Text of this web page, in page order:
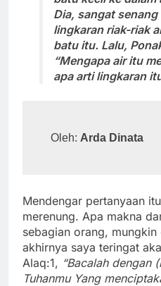
Dia, sangat
lingkaran riak-riak
batu itu. Lalu,
“Mengapa air itu
apa arti lingkaran
Oleh: Arda Dinata
Mendengar pertanyaan
merenung. Apa makna
sebagian orang,
akhirnya saya teringat
Alaq:1, “Bacalah dengan
Tuhanmu Yang